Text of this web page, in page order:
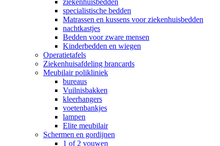
specialistische bedden
Matrassen en kussens voor ziekenhuisbedden
nachtkastjes
Bedden voor zware mensen
Kinderbedden en wiegen
Operatietafels
Ziekenhuisafdeling brancards
Meubilair polikliniek
bureaus
Vuilnisbakken
kleerhangers
voetenbankjes
lampen
Elite meubilair
Schermen en gordijnen
1 of 2 vouwen